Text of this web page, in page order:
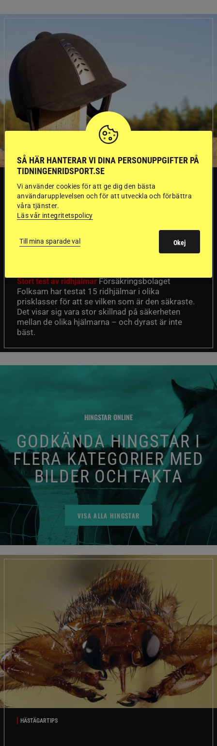
Dyraste
ridhjälmarna blev
Stort test av ridhjälmar Försäkringsbolaget
Folksam har testat 15 ridhjälmar i olika
prisklasser för att se vilken som är den säkraste.
Det visar sig vara stor skillnad på säkerheten
mellan de olika hjälmarna – och dyrast är inte
bäst.
HINGSTAR ONLINE
GODKÄNDA HINGSTAR I
FLERA KATEGORIER MED
BILDER OCH FAKTA
VISA ALLA HINGSTAR
HÄSTÄGARTIPS
SÅ HÄR HANTERAR VI DINA PERSONUPPGIFTER PÅ
TIDNINGENRIDSPORT.SE
Vi använder cookies för att ge dig den bästa
användarupplevelsen och för att utveckla och förbättra
våra tjänster.
Läs vår integritetspolicy
Till mina sparade val Okej